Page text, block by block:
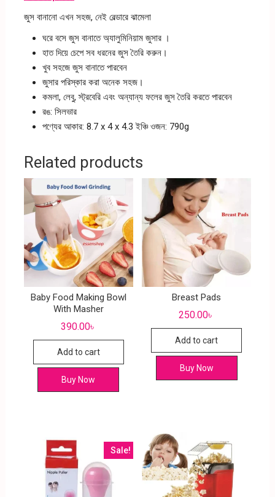
জুস বানানো এখন সহজ, নেই বেল্ডারে ঝামেলা
ঘরে বসে জুস বানাতে অ্যালুমিনিয়াম জুসার ।
হাত দিয়ে চেপে সব ধরনের জুস তৈরি করুন।
খুব সহজে জুস বানাতে পারবেন
জুসার পরিস্কার করা অনেক সহজ।
কমলা, লেবু, স্ট্রবেরি এবং অন্যান্য ফলের জুস তৈরি করতে পারবেন
রঙ: সিলভার
পণ্যের আকার: 8.7 x 4 x 4.3 ইঞ্চি ওজন: 790g
Related products
Baby Food Making Bowl
With Masher
390.00৳
Add to cart
Buy Now
Breast Pads
250.00৳
Add to cart
Buy Now
Sale!